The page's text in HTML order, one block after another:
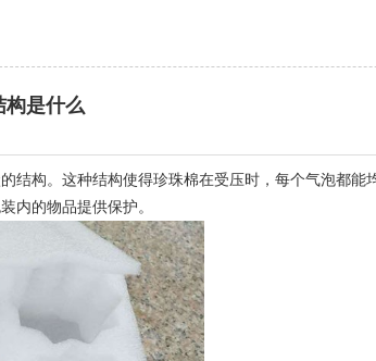
构是什么
构。这种结构使得珍珠棉在受压时，每个气泡都能
内的物品提供保护。